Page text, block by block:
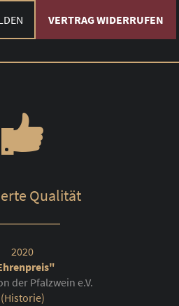
VERTRAG WIDERRUFEN
Qualität
2020
der Pfalzwein e.V.
(Historie)